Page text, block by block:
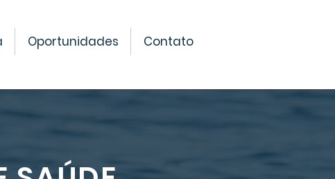
Oportunidades Contato